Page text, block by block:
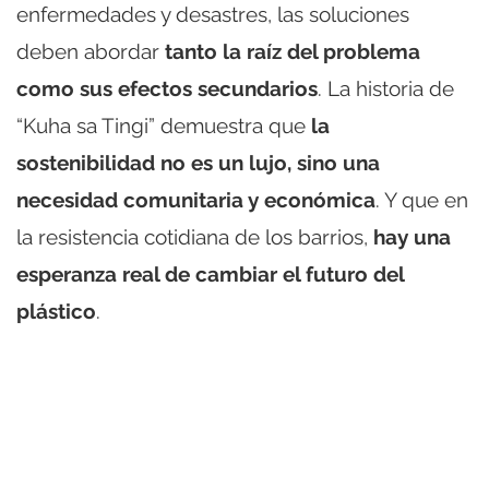
enfermedades y desastres, las soluciones
deben abordar tanto la raíz del problema
como sus efectos secundarios. La historia de
“Kuha sa Tingi” demuestra que la
sostenibilidad no es un lujo, sino una
necesidad comunitaria y económica. Y que en
la resistencia cotidiana de los barrios, hay una
esperanza real de cambiar el futuro del
plástico.